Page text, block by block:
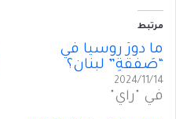
مرتبط
ما دورُ روسيا في
“صَفقةِ” لبنان؟
2024/11/14
في "رأي"